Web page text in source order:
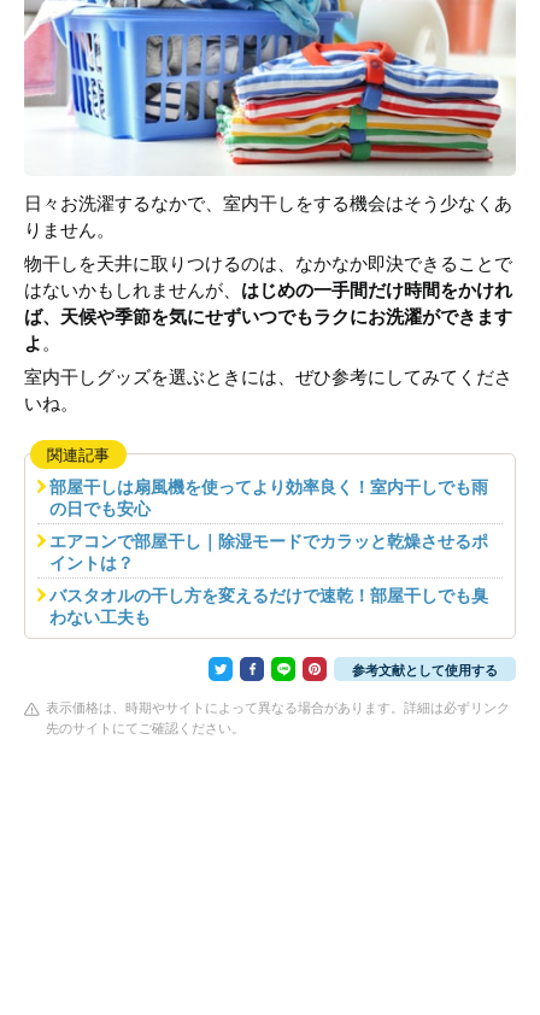
日々お洗濯するなかで、室内干しをする機会はそう少なくあ
りません。
物干しを天井に取りつけるのは、なかなか即決できることで
はないかもしれませんが、 はじめの一手間だけ時間をかけれ
ば、天候や季節を気にせずいつでもラクにお洗濯ができます
よ。
室内干しグッズを選ぶときには、ぜひ参考にしてみてくださ
いね。
関連記事
部屋干しは扇風機を使ってより効率良く！室内干しでも雨
の日でも安心
エアコンで部屋干し｜除湿モードでカラッと乾燥させるポ
イントは？
バスタオルの干し方を変えるだけで速乾！部屋干しでも臭
わない工夫も
参考文献として使用する
表示価格は、時期やサイトによって異なる場合があります。詳細は必ずリンク
先のサイトにてご確認ください。